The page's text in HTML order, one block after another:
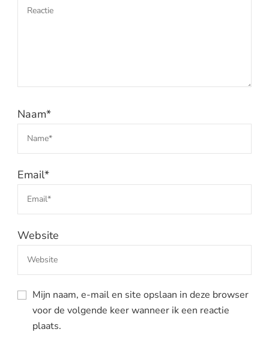
Naam*
Email*
Website
Mijn naam, e-mail en site opslaan in deze browser
voor de volgende keer wanneer ik een reactie
plaats.